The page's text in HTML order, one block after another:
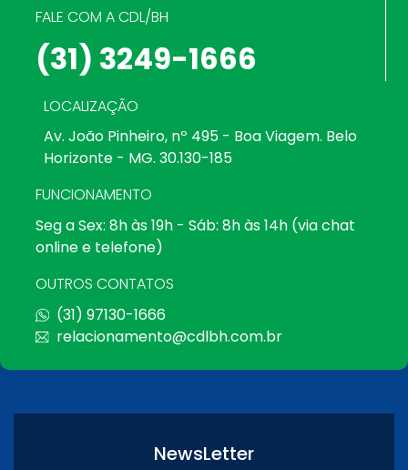
FALE COM A CDL/BH
(31) 3249-1666
LOCALIZAÇÃO
Av. João Pinheiro, nº 495 - Boa Viagem. Belo
Horizonte - MG. 30.130-185
FUNCIONAMENTO
Seg a Sex: 8h às 19h - Sáb: 8h às 14h (via chat
online e telefone)
OUTROS CONTATOS
(31) 97130-1666
relacionamento@cdlbh.com.br
NewsLetter